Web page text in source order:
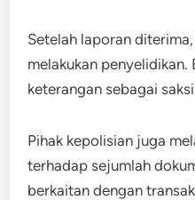
Setelah laporan
melakukan penyelidikan.
keterangan sebagai
Pihak kepolisian juga
terhadap sejumlah
berkaitan dengan